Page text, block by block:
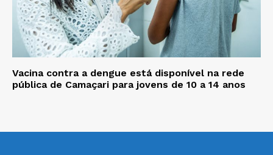
Vacina contra a dengue está disponível na rede
pública de Camaçari para jovens de 10 a 14 anos